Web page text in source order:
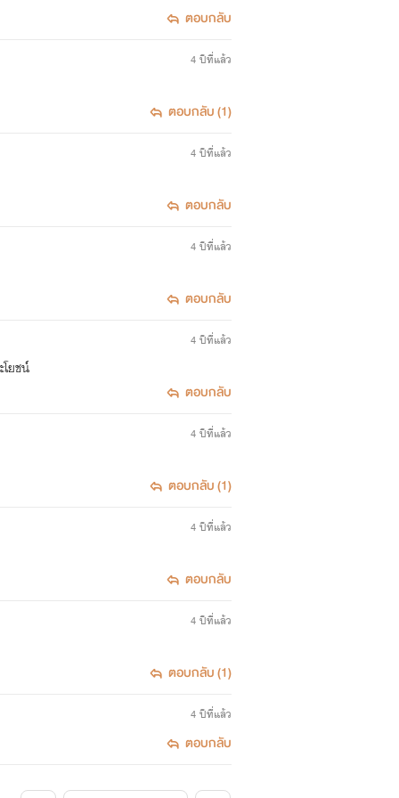
ตอบกลับ
4 ปีที่แล้ว
ตอบกลับ (1)
4 ปีที่แล้ว
ตอบกลับ
4 ปีที่แล้ว
ตอบกลับ
ยชน์
4 ปีที่แล้ว
ตอบกลับ
4 ปีที่แล้ว
ตอบกลับ (1)
4 ปีที่แล้ว
ตอบกลับ
4 ปีที่แล้ว
ตอบกลับ (1)
4 ปีที่แล้ว
ตอบกลับ